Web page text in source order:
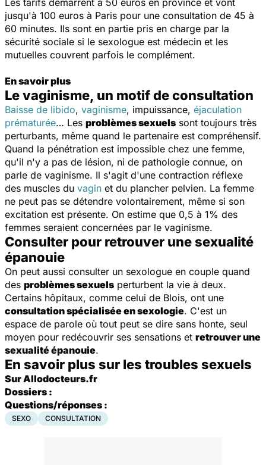
jusqu'à 100 euros à Paris pour une consultation de 45 à
60 minutes. Ils sont en partie pris en charge par la
sécurité sociale si le sexologue est médecin et les
mutuelles couvrent parfois le complément.
En savoir plus
Le vaginisme, un motif de consultation
Baisse de libido, vaginisme, impuissance, éjaculation
prématurée… Les problèmes sexuels sont toujours très
perturbants, même quand le partenaire est compréhensif.
Quand la pénétration est impossible chez une femme,
qu'il n'y a pas de lésion, ni de pathologie connue, on
parle de vaginisme. Il s'agit d'une contraction réflexe
des muscles du vagin et du plancher pelvien. La femme
ne peut pas se détendre volontairement, même si son
excitation est présente. On estime que 0,5 à 1% des
femmes seraient concernées par le vaginisme.
Consulter pour retrouver une sexualité
épanouie
On peut aussi consulter un sexologue en couple quand
des problèmes sexuels perturbent la vie à deux.
Certains hôpitaux, comme celui de Blois, ont une
consultation spécialisée en sexologie. C'est un
espace de parole où tout peut se dire sans honte, seul
moyen pour redécouvrir ses sensations et retrouver une
sexualité épanouie.
En savoir plus sur les troubles sexuels
Sur Allodocteurs.fr
Dossiers :
Questions/réponses :
SEXO CONSULTATION